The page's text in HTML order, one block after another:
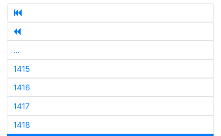
...
1415
1416
1417
1418